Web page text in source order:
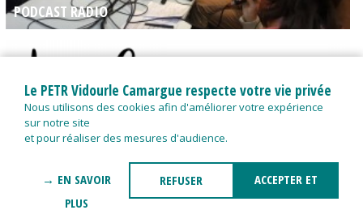
PODCAST RADIO
ALIMENTATION
POUR SENSIBILISER LES ÉLUS LOCAUX !
Le PETR Vidourle Camargue respecte votre vie privée
Nous utilisons des cookies afin d'améliorer votre expérience
sur notre site
et pour réaliser des mesures d'audience.
→ EN SAVOIR
PLUS
REFUSER
ACCEPTER ET
FERMER